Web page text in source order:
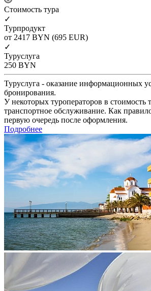
Cтоимость тура
✓
Турпродукт
от 2417 BYN (695 EUR)
✓
Туруслуга
250 BYN
Туруслуга - оказание информационных
бронирования.
У некоторых туроператоров в стоимость
транспортное обслуживание. Как
первую очередь после оформления.
Подробнее